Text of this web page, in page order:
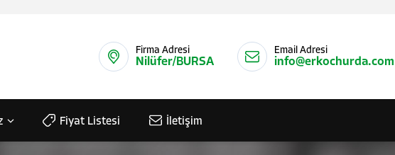
Firma Adresi
Nilüfer/BURSA
Email Adresi
info@erkochurda.com
Fiyat Listesi İletişim